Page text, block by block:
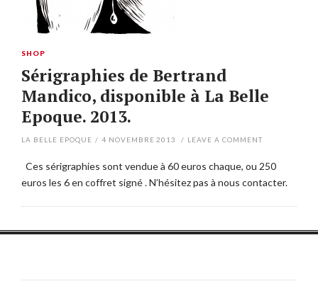
SHOP
Sérigraphies de Bertrand
Mandico, disponible à La Belle
Epoque. 2013.
LA BELLE EPOQUE / 4 NOVEMBRE 2013 / LEAVE A COMMENT
Ces sérigraphies sont vendue à 60 euros chaque, ou 250
euros les 6 en coffret signé . N’hésitez pas à nous contacter.